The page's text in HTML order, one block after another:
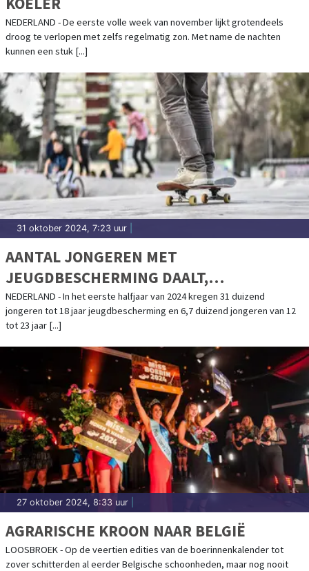
NEDERLAND - De eerste volle week van november lijkt grotendeels
droog te verlopen met zelfs regelmatig zon. Met name de nachten
kunnen een stuk [...]
31 oktober 2024, 7:23 uur
AANTAL JONGEREN MET
JEUGDBESCHERMING DAALT,
JEUGDRECLASSERING NEEMT TOE
NEDERLAND - In het eerste halfjaar van 2024 kregen 31 duizend
jongeren tot 18 jaar jeugdbescherming en 6,7 duizend jongeren van 12
tot 23 jaar [...]
27 oktober 2024, 8:33 uur
AGRARISCHE KROON NAAR BELGIË
LOOSBROEK - Op de veertien edities van de boerinnenkalender tot
zover schitterden al eerder Belgische schoonheden, maar nog nooit